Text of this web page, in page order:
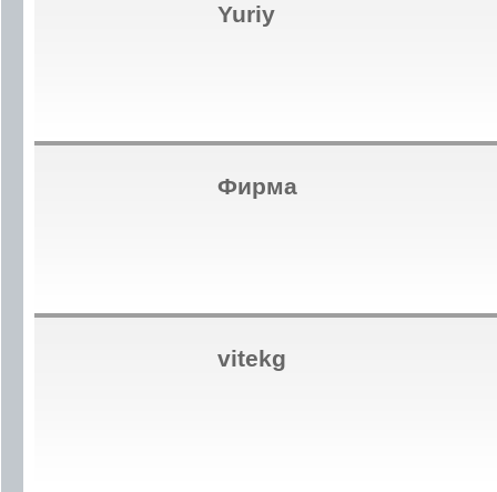
Yuriy
Фирма
vitekg